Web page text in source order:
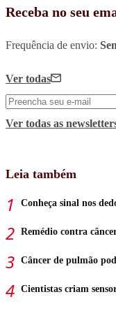
Receba no seu
Frequência de envio:
Ver todas
Ver todas as
Leia também
Conheça sinal nos
Remédio contra
Câncer de pulmão
Cientistas criam